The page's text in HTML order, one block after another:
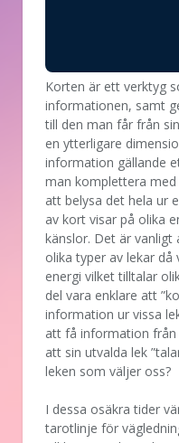
Korten är ett verktyg
informationen, samt
till den man får från
en ytterligare
information gällande
man komplettera
att belysa det hela ur
av kort visar på olika
känslor. Det är vanligt
olika typer av lekar då
energi vilket tilltalar
del vara enklare att
information ur vissa
att få information från
att sin utvalda lek
leken som väljer oss?
I dessa osäkra tider
tarotlinje för